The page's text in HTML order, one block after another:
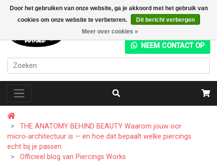
Door het gebruiken van onze website, ga je akkoord met het gebruik van
cookies om onze website te verbeteren.
Dit bericht verbergen
Meer over cookies »
NEEM CONTACT OP
THE ANATOMY BEHIND BEAUTY Waarom jouw oor
micro-architectuur is — en hoe dat bepaalt welke piercings
echt bij je passen
Officieel blog van Piercings Works